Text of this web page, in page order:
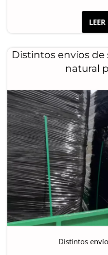
Distintos envíos de
natural
Distintos